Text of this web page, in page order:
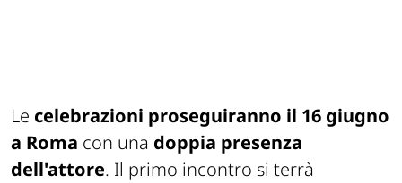
Le celebrazioni proseguiranno il 16 giugno
a Roma con una doppia presenza
dell'attore. Il primo incontro si terrà